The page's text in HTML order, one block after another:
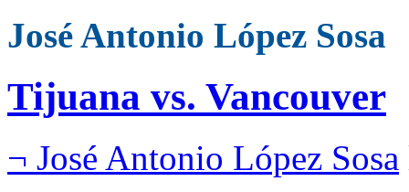
José Antonio López Sosa
Tijuana vs. Vancouver
¬ José Antonio López Sosa